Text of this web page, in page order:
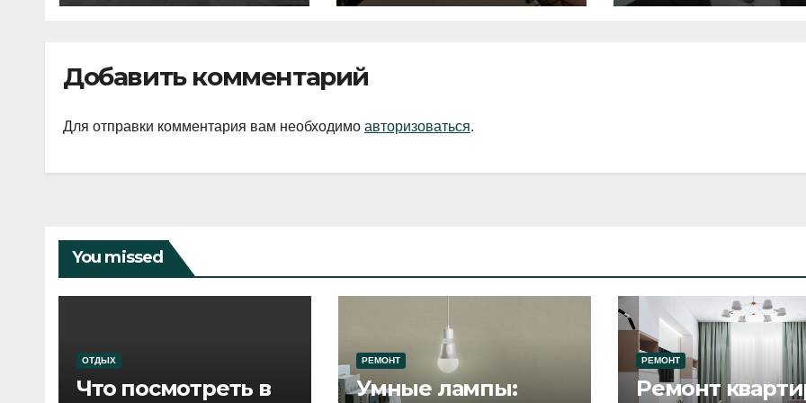
Добавить комментарий
Для отправки комментария вам необходимо авторизоваться.
You missed
ОТДЫХ
Что посмотреть в
РЕМОНТ
Умные лампы:
РЕМОНТ
Ремонт